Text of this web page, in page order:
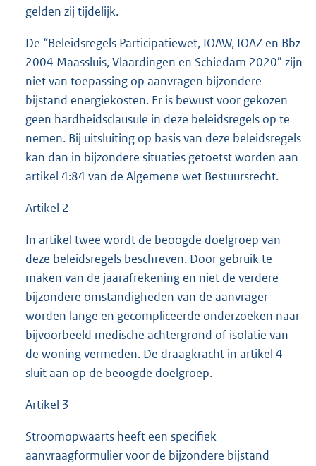
gelden zij tijdelijk.
De “Beleidsregels Participatiewet, IOAW, IOAZ en Bbz
2004 Maassluis, Vlaardingen en Schiedam 2020” zijn
niet van toepassing op aanvragen bijzondere
bijstand energiekosten. Er is bewust voor gekozen
geen hardheidsclausule in deze beleidsregels op te
nemen. Bij uitsluiting op basis van deze beleidsregels
kan dan in bijzondere situaties getoetst worden aan
artikel 4:84 van de Algemene wet Bestuursrecht.
Artikel 2
In artikel twee wordt de beoogde doelgroep van
deze beleidsregels beschreven. Door gebruik te
maken van de jaarafrekening en niet de verdere
bijzondere omstandigheden van de aanvrager
worden lange en gecompliceerde onderzoeken naar
bijvoorbeeld medische achtergrond of isolatie van
de woning vermeden. De draagkracht in artikel 4
sluit aan op de beoogde doelgroep.
Artikel 3
Stroomopwaarts heeft een specifiek
aanvraagformulier voor de bijzondere bijstand